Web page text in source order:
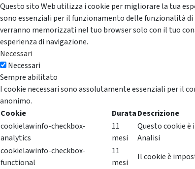
Questo sito Web utilizza i cookie per migliorare la tua
sono essenziali per il funzionamento delle funzionalità
verranno memorizzati nel tuo browser solo con il tuo
esperienza di navigazione.
Necessari
Necessari
Sempre abilitato
I cookie necessari sono assolutamente essenziali per il
anonimo.
Cookie
DurataDescrizione
cookielawinfo-checkbox-
analytics
11
mesi
Questo cookie
Analisi
cookielawinfo-checkbox-
functional
11
mesi
Il cookie è